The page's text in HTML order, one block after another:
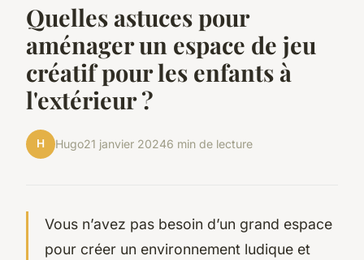
Quelles astuces pour
aménager un espace de jeu
créatif pour les enfants à
l'extérieur ?
H Hugo21 janvier 20246 min de lecture
Vous n’avez pas besoin d’un grand espace
pour créer un environnement ludique et